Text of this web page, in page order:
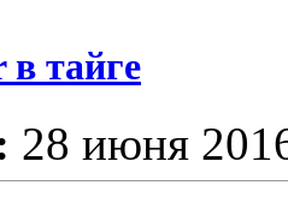
тайге
28 июня